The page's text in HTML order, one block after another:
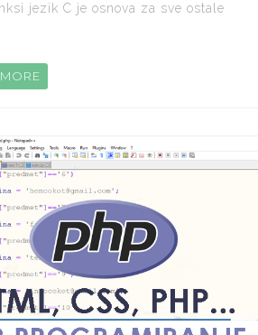
jezik C je osnova za sve ostale